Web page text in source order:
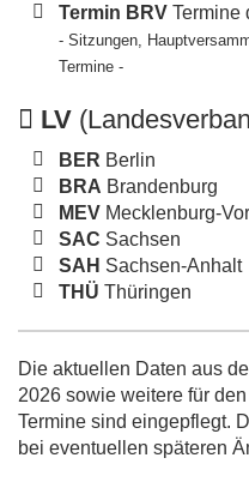
Termin BRV Termine
- Sitzungen,
Termine -
LV
BER Berlin
BRA Brandenburg
MEV Mecklenburg-
SAC Sachsen
SAH Sachsen-Anhalt
THÜ Thüringen
Die aktuellen Daten aus
2026 sowie weitere für
Termine sind eingepflegt.
bei eventuellen späteren